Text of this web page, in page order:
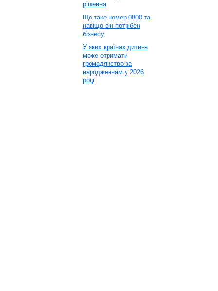
рішення
Що таке номер 0800 та
навіщо він потрібен
бізнесу
У яких країнах дитина
може отримати
громадянство за
народженням у 2026
році